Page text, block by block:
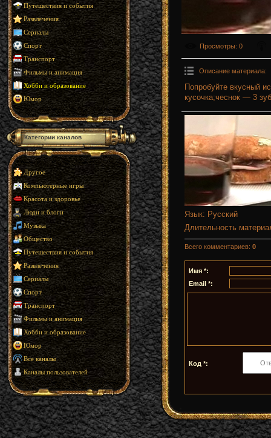
Путешествия и события
Развлечения
Сериалы
Спорт
Транспорт
Фильмы и анимация
Хобби и образование
Юмор
Категории каналов
Другое
Компьютерные игры
Красота и здоровье
Люди и блоги
Музыка
Общество
Путешествия и события
Развлечения
Сериалы
Спорт
Транспорт
Фильмы и анимация
Хобби и образование
Юмор
Все каналы
Каналы пользователей
Просмотры: 0
Описание материала:
Попробуйте вкусный
кусочка;чеснок — 3
Язык: Русский
Длительность
Всего комментариев: 0
Имя *:
Email *:
Код *: